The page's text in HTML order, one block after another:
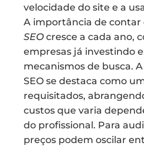
velocidade do site e a
A importância de contar
SEO cresce a cada ano,
empresas já investindo
mecanismos de busca.
SEO se destaca como
requisitados,
custos que varia
do profissional. Para
preços podem oscilar